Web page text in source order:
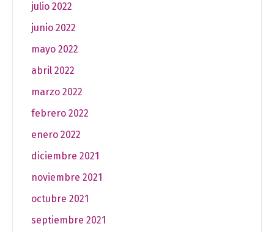
julio 2022
junio 2022
mayo 2022
abril 2022
marzo 2022
febrero 2022
enero 2022
diciembre 2021
noviembre 2021
octubre 2021
septiembre 2021